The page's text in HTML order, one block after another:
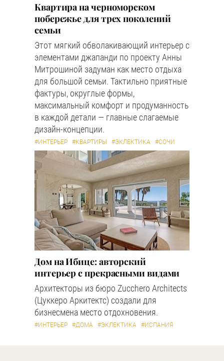
Квартира на черноморском
побережье для трех поколений
семьи
Этот мягкий обволакивающий интерьер с
элементами джапанди по проекту Анны
Митрошиной задуман как место отдыха
для большой семьи. Тактильно приятные
фактуры, округлые формы,
максимальный комфорт и продуманность
в каждой детали — главные слагаемые
дизайн-концепции.
#ИНТЕРЬЕР #КВАРТИРЫ #ЭКЛЕКТИКА #СОЧИ
Дом на Ибице: авторский
интерьер с прекрасными видами
Архитекторы из бюро Zucchero Architects
(Цуккеро Аркитектс) создали для
бизнесмена место отдохновения.
#ИНТЕРЬЕР #ДОМА #ЭКЛЕКТИКА #ИСПАНИЯ